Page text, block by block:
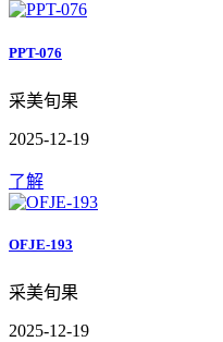
PPT-076
采美旬果
2025-12-19
了解
OFJE-193
采美旬果
2025-12-19